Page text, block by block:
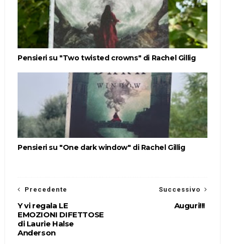
Pensieri su "Two twisted crowns" di Rachel Gillig
Pensieri su "One dark window" di Rachel Gillig
Successivo
Auguri!!!
Precedente
Y vi regala LE
EMOZIONI DIFETTOSE
di Laurie Halse
Anderson